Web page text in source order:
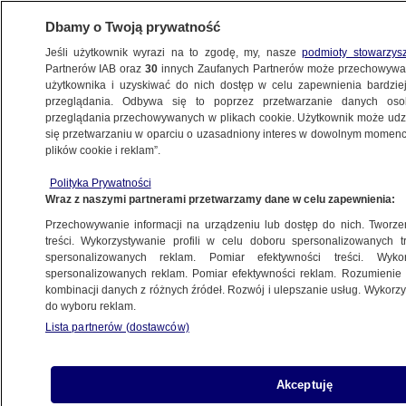
ŚWIAT
CDU/CSU o decyzji Zielonych i liberałów
6.10.2021, 14:35
Udostępnij
Zieloni i liberałowie z FDP zgodzili się na
SPD. Zdaniem lidera CSU Marcusa Soedera
Dbamy o Twoją prywatność
Jeśli użytkownik wyrazi na to zgodę, my, naszepodmioty
Partnerów IAB oraz30 innych Zaufanych Partnerów może
użytkownika i uzyskiwać do nich dostęp w celu zapewnienia
przeglądania. Odbywa się to poprzez przetwarzanie danych
przeglądania przechowywanych w plikach cookie. Użytkownik może
się przetwarzaniu w oparciu o uzasadniony interes w dowolnym
plików cookie i reklam”.
Polityka Prywatności
Wraz z naszymi partnerami przetwarzamy dane w celu zapewnienia:
Przechowywanie informacji na urządzeniu lub dostęp do nich.
treści. Wykorzystywanie profili w celu doboru spersonalizowanych
spersonalizowanych reklam. Pomiar efektywności treści.
spersonalizowanych reklam. Pomiar efektywności reklam.
kombinacji danych z różnych źródeł. Rozwój i ulepszanie usług.
do wyboru reklam.
Lista partnerów (dostawców)
Akceptuję